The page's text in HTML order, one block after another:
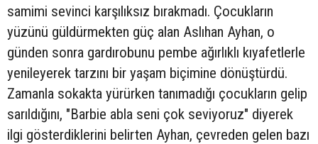
samimi sevinci karşılıksız bırakmadı. Çocukların
yüzünü güldürmekten güç alan Aslıhan Ayhan, o
günden sonra gardırobunu pembe ağırlıklı kıyafetlerle
yenileyerek tarzını bir yaşam biçimine dönüştürdü.
Zamanla sokakta yürürken tanımadığı çocukların gelip
sarıldığını, "Barbie abla seni çok seviyoruz" diyerek
ilgi gösterdiklerini belirten Ayhan, çevreden gelen bazı